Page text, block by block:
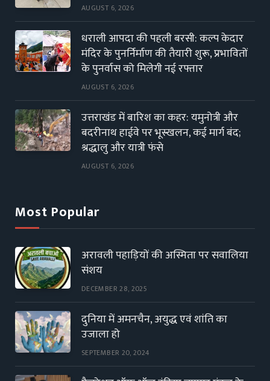
AUGUST 6, 2026
धराली आपदा की पहली बरसी: कल्प केदार
मंदिर के पुनर्निर्माण की तैयारी शुरू, प्रभावितों
के पुनर्वास को मिलेगी नई रफ्तार
AUGUST 6, 2026
उत्तराखंड में बारिश का कहर: यमुनोत्री और
बदरीनाथ हाईवे पर भूस्खलन, कई मार्ग बंद;
श्रद्धालु और यात्री फंसे
AUGUST 6, 2026
Most Popular
अरावली पहाड़ियों की अस्मिता पर सवालिया
संशय
DECEMBER 28, 2025
दुनिया में अमनचैन, अयुद्ध एवं शांति का
उजाला हो
SEPTEMBER 20, 2024